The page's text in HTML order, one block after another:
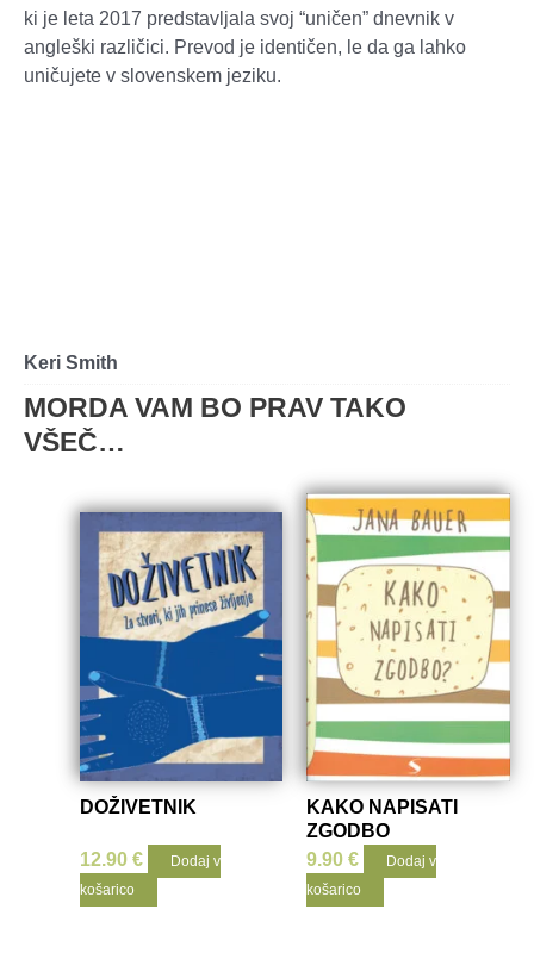
ki je leta 2017 predstavljala svoj “uničen” dnevnik v
angleški različici. Prevod je identičen, le da ga lahko
uničujete v slovenskem jeziku.
Keri Smith
MORDA VAM BO PRAV TAKO
VŠEČ…
DOŽIVETNIK
12.90€
Dodaj v
košarico
KAKO NAPISATI
ZGODBO
9.90 €
Dodaj v
košarico